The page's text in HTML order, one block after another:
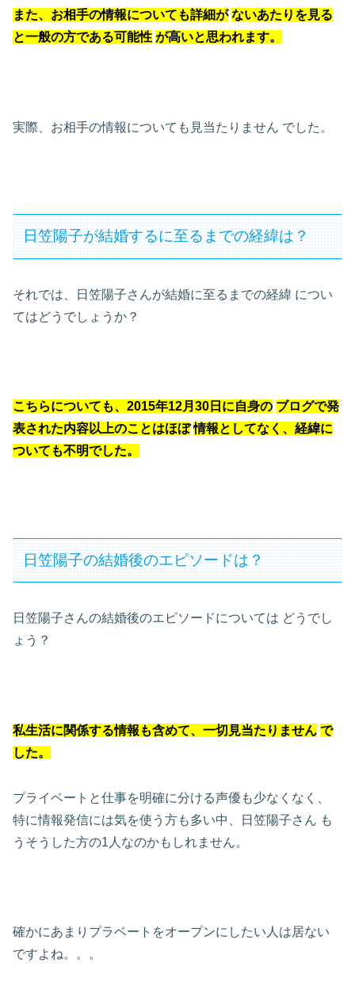
また、お相手の情報についても詳細が ないあたりを見る
と一般の方である可能性 が高いと思われます。
実際、お相手の情報についても見当たりません でした。
日笠陽子が結婚するに至るまでの経緯は？
それでは、日笠陽子さんが結婚に至るまでの経緯 につい
てはどうでしょうか？
こちらについても、2015年12月30日に自身の ブログで発
表された内容以上のことはほぼ 情報としてなく、経緯に
ついても不明でした。
日笠陽子の結婚後のエピソードは？
日笠陽子さんの結婚後のエピソードについては どうでし
ょう？
私生活に関係する情報も含めて、一切見当たりません で
した。
プライベートと仕事を明確に分ける声優も少なくなく、
特に情報発信には気を使う方も多い中、日笠陽子さん も
うそうした方の1人なのかもしれません。
確かにあまりプラベートをオープンにしたい人は居ない
ですよね。。。